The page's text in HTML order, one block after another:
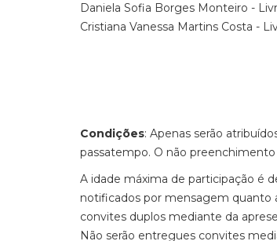
Daniela Sofia Borges Monteiro -
Cristiana Vanessa Martins Costa -
Condições: Apenas serão
passatempo. O não
A idade máxima de participação é
notificados por mensagem quanto
convites duplos mediante da
Não serão entregues convites